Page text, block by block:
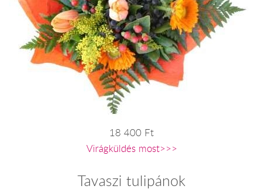
18 400 Ft
Virágküldés most>>>
Tavaszi tulipánok